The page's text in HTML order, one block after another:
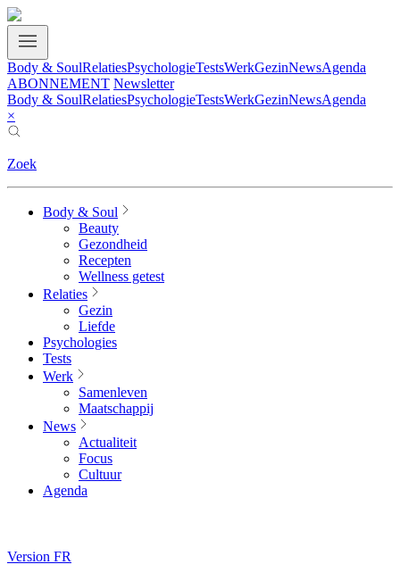
Body & SoulRelatiesPsychologieTestsWerkGezinNewsAgenda
ABONNEMENT Newsletter
Body & SoulRelatiesPsychologieTestsWerkGezinNewsAgenda
×
Zoek
Body & Soul
Beauty
Gezondheid
Recepten
Wellness getest
Relaties
Gezin
Liefde
Psychologies
Tests
Werk
Samenleven
Maatschappij
News
Actualiteit
Focus
Cultuur
Agenda
Version FR